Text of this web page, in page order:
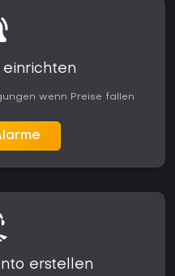
einrichten
wenn Preise fallen
erstellen